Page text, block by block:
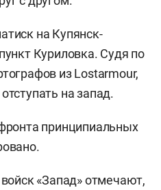
на Купянск-
Куриловка. Судя по
из Lostarmour,
на запад.
принципиальных
«Запад» отмечают,